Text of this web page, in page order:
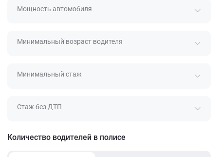
Мощность автомобиля
Минимальный возраст водителя
Минимальный стаж
Стаж без ДТП
Количество водителей в полисе